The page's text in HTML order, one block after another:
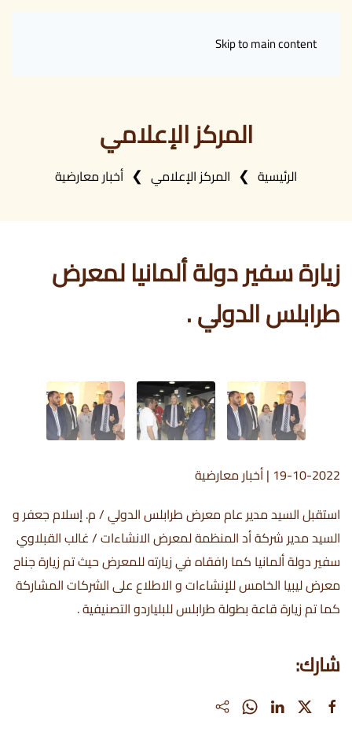
Skip to main content
المركز الإعلامي
الرئيسية المركز الإعلامي أخبار معارضية
زيارة سفير دولة ألمانيا لمعرض
طرابلس الدولي .
19-10-2022
|أخبار معارضية
استقبل السيد مدير عام معرض طرابلس الدولي / م. إسلام جعفر و
السيد مدير شركة أد المنظمة لمعرض الانشاءات / غالب القبلاوي
سفير دولة ألمانيا كما رافقاه في زيارته للمعرض حيث تم زيارة جناح
معرض ليبيا الخامس للإنشاءات و الاطلاع على الشركات المشاركة
كما تم زيارة قاعة بطولة طرابلس للبلياردو التصنيفية .
شارك: